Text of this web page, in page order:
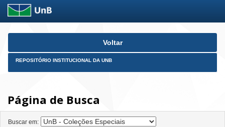
Skip
Voltar
REPOSITÓRIO INSTITUCIONAL DA UNB
Página de Busca
Buscar em: